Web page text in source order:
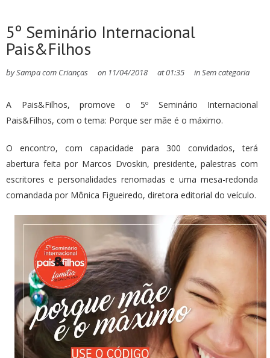
5º Seminário Internacional
Pais&Filhos
bySampa com Crianças on 11/04/2018 at01:35 inSem categoria
A Pais&Filhos​, promove o 5º Seminário Internacional
Pais&Filhos, com o tema: Porque ser mãe é o máximo​.
O encontro, com capacidade para 300 convidados, terá
abertura feita por Marcos Dvoskin​, presidente, palestras com
escritores e personalidades renomadas e uma mesa-redonda
comandada por Mônica Figueiredo, diretora editorial do veículo​.